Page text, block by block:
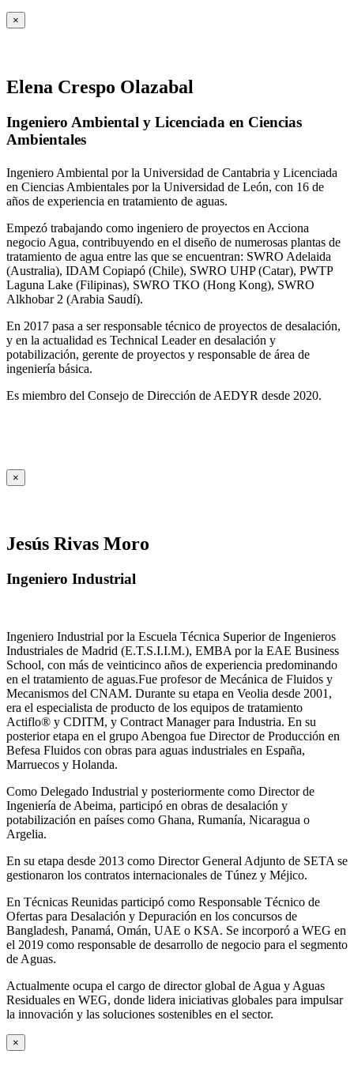
×
Elena Crespo Olazabal
Ingeniero Ambiental y Licenciada en Ciencias
Ambientales
Ingeniero Ambiental por la Universidad de Cantabria y Licenciada
en Ciencias Ambientales por la Universidad de León, con 16 de
años de experiencia en tratamiento de aguas.
Empezó trabajando como ingeniero de proyectos en Acciona
negocio Agua, contribuyendo en el diseño de numerosas plantas de
tratamiento de agua entre las que se encuentran: SWRO Adelaida
(Australia), IDAM Copiapó (Chile), SWRO UHP (Catar), PWTP
Laguna Lake (Filipinas), SWRO TKO (Hong Kong), SWRO
Alkhobar 2 (Arabia Saudí).
En 2017 pasa a ser responsable técnico de proyectos de desalación,
y en la actualidad es Technical Leader en desalación y
potabilización, gerente de proyectos y responsable de área de
ingeniería básica.
Es miembro del Consejo de Dirección de AEDYR desde 2020.
×
Jesús Rivas Moro
Ingeniero Industrial
Ingeniero Industrial por la Escuela Técnica Superior de Ingenieros
Industriales de Madrid (E.T.S.I.I.M.), EMBA por la EAE Business
School, con más de veinticinco años de experiencia predominando
en el tratamiento de aguas.Fue profesor de Mecánica de Fluidos y
Mecanismos del CNAM. Durante su etapa en Veolia desde 2001,
era el especialista de producto de los equipos de tratamiento
Actiflo® y CDITM, y Contract Manager para Industria. En su
posterior etapa en el grupo Abengoa fue Director de Producción en
Befesa Fluidos con obras para aguas industriales en España,
Marruecos y Holanda.
Como Delegado Industrial y posteriormente como Director de
Ingeniería de Abeima, participó en obras de desalación y
potabilización en países como Ghana, Rumanía, Nicaragua o
Argelia.
En su etapa desde 2013 como Director General Adjunto de SETA se
gestionaron los contratos internacionales de Túnez y Méjico.
En Técnicas Reunidas participó como Responsable Técnico de
Ofertas para Desalación y Depuración en los concursos de
Bangladesh, Panamá, Omán, UAE o KSA. Se incorporó a WEG en
el 2019 como responsable de desarrollo de negocio para el segmento
de Aguas.
Actualmente ocupa el cargo de director global de Agua y Aguas
Residuales en WEG, donde lidera iniciativas globales para impulsar
la innovación y las soluciones sostenibles en el sector.
×